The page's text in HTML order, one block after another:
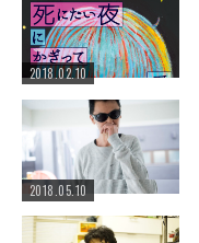
2018.02.10
2018.05.10